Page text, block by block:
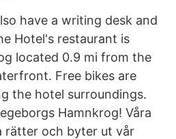
have a writing desk and
Hotel's restaurant is
located 0.9 mi from the
Free bikes are
the hotel surroundings.
Hamnkrog! Våra
rätter och byter ut vår